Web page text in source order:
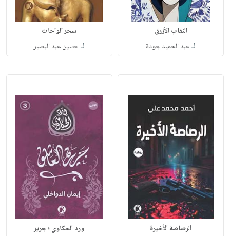
النقاب الأزرق
لـعبد الحميد جودة
سحر الواحات
لـحسين عبد البصير
الرصاصة الأخيرة ورد الحكاوي ؛ جرير